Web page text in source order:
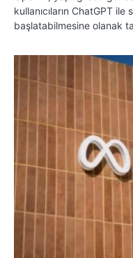
kullanıcıların ChatGPT ile
başlatabilmesine olanak